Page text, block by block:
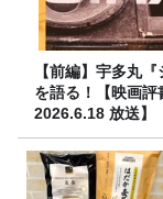
【前編】宇多丸『
を語る！【映画評
2026.6.18 放送】